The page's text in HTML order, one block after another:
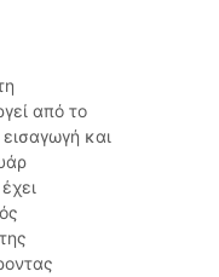
από το
και